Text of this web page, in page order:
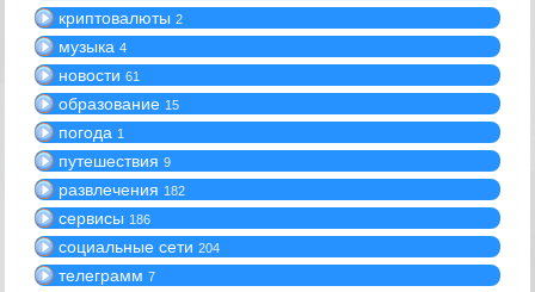
криптовалюты 2
музыка 4
новости 61
образование 15
погода 1
путешествия 9
развлечения 182
сервисы 186
социальные сети 204
телеграмм 7